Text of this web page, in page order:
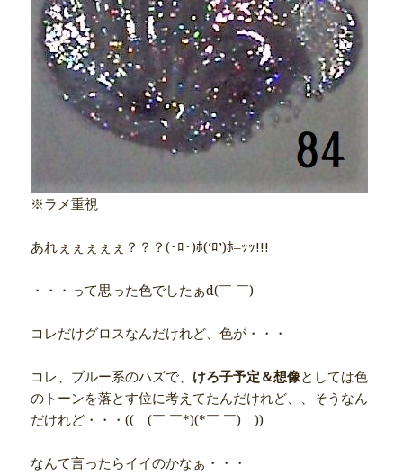
※ラメ重視
あれぇぇぇぇぇ？？？(･ﾛ･)ﾎ(‘ﾛ’)ﾎ–ｯｯ!!!
・・・って思った色でしたぁd(￣ ￣)
コレだけグロスなんだけれど、色が・・・
コレ、ブルー系のハズで、 けろ子予定＆想像としては色
のトーンを落とす位に考えてたんだけれど、、そうなん
だけれど・・・(( (￣ ￣*)(*￣ ￣) ))
なんて言ったらイイのかなぁ・・・